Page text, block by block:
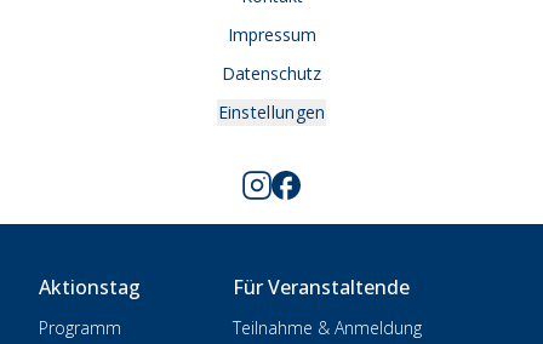
Impressum
Datenschutz
Einstellungen
Aktionstag
Programm
Für Veranstaltende
Teilnahme & Anmeldung